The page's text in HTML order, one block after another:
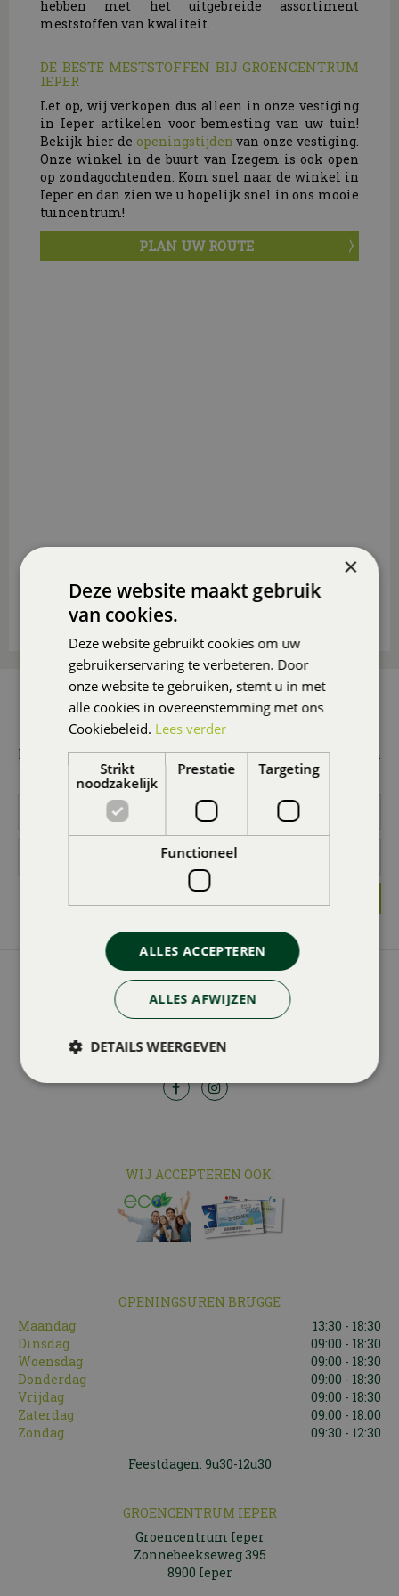
hebben met het uitgebreide assortiment
meststoffen van kwaliteit.
DE BESTE MESTSTOFFEN BIJ GROENCENTRUM
IEPER
Let op, wij verkopen dus alleen in onze vestiging
in Ieper artikelen voor bemesting van uw tuin!
Bekijk hier de openingstijden van onze vestiging.
Onze winkel in de buurt van Izegem is ook open
op zondagochtenden. Kom snel naar de winkel in
Ieper en dan zien we u hopelijk snel in ons mooie
tuincentrum!
PLAN UW ROUTE
AANMELDEN NIEUWSBRIEF
Wilt u 1x per maand onze nieuwsbrief ontvangen met
leuke acties en promoties? Meld u dan hier aan! Wij slaan
uw gegevens secuur op conform onzeprivacy policy.
GROENCENTRUM BRUGGE
Groencentrum Brugge
8200 Sint-Andries Brugge
WIJ ACCEPTEREN OOK:
OPENINGSUREN BRUGGE
Maandag
13:30 - 18:30
Dinsdag
09:00 - 18:30
Woensdag
09:00 - 18:30
Donderdag
09:00 - 18:30
Vrijdag
09:00 - 18:30
Zaterdag
09:00 - 18:00
Zondag
09:30 - 12:30
Feestdagen: 9u30-12u30
GROENCENTRUM IEPER
Groencentrum Ieper
Zonnebeekseweg 395
8900 Ieper
×
Deze website maakt gebruik
van cookies.
Deze website gebruikt cookies om uw
gebruikerservaring te verbeteren. Door
onze website te gebruiken, stemt u in met
alle cookies in overeenstemming met ons
Cookiebeleid. Lees verder
Strikt
noodzakelijk
Prestatie Targeting
Functioneel
ALLES ACCEPTEREN
ALLES AFWIJZEN
DETAILS WEERGEVEN